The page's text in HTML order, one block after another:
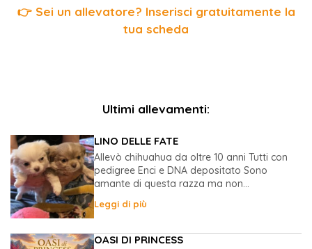
👉 Sei un allevatore? Inserisci gratuitamente la
tua scheda
Ultimi allevamenti:
LINO DELLE FATE
Allevò chihuahua da oltre 10 anni Tutti con
pedigree Enci e DNA depositato Sono
amante di questa razza ma non...
Leggi di più
OASI DI PRINCESS